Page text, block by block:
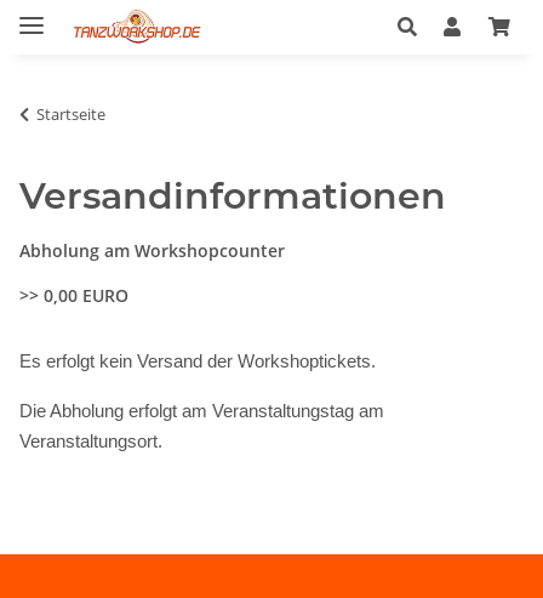
Startseite
Versandinformationen
Abholung am Workshopcounter
>> 0,00 EURO
Es erfolgt kein Versand der Workshoptickets.
Die Abholung erfolgt am Veranstaltungstag am
Veranstaltungsort.